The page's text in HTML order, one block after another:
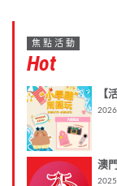
焦點活動
Hot
【
澳